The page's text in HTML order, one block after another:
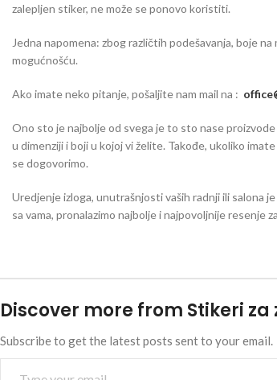
zalepljen stiker, ne može se ponovo koristiti.
Jedna napomena: zbog različtih podešavanja, boje
mogućnošću.
Ako imate neko pitanje, pošaljite nam mail na :
Ono sto je najbolje od svega je to sto nase
u dimenziji i boji u kojoj vi želite. Takođe, ukoliko
se dogovorimo.
Uredjenje izloga, unutrašnjosti vaših radnji ili salona
sa vama, pronalazimo najbolje i najpovoljnije resenje
Discover more from Stikeri
Subscribe to get the latest posts sent to your email.